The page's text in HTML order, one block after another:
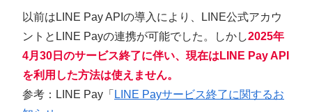
以前はLINE Pay APIの導入により、LINE公式アカウ
ントとLINE Payの連携が可能でした。しかし2025年
4月30日のサービス終了に伴い、現在はLINE Pay API
を利用した方法は使えません。
参考：LINE Pay「 LINE Payサービス終了に関するお